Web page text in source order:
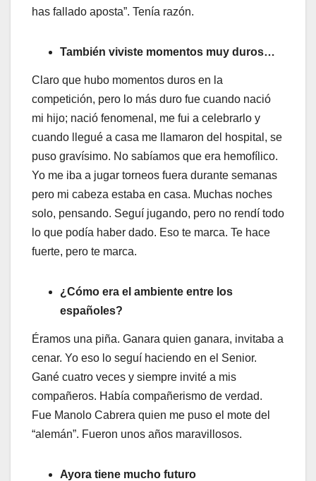
has fallado aposta”. Tenía razón.
También viviste momentos muy duros…
Claro que hubo momentos duros en la
competición, pero lo más duro fue cuando nació
mi hijo; nació fenomenal, me fui a celebrarlo y
cuando llegué a casa me llamaron del hospital, se
puso gravísimo. No sabíamos que era hemofílico.
Yo me iba a jugar torneos fuera durante semanas
pero mi cabeza estaba en casa. Muchas noches
solo, pensando. Seguí jugando, pero no rendí todo
lo que podía haber dado. Eso te marca. Te hace
fuerte, pero te marca.
¿Cómo era el ambiente entre los
españoles?
Éramos una piña. Ganara quien ganara, invitaba a
cenar. Yo eso lo seguí haciendo en el Senior.
Gané cuatro veces y siempre invité a mis
compañeros. Había compañerismo de verdad.
Fue Manolo Cabrera quien me puso el mote del
“alemán”. Fueron unos años maravillosos.
Ayora tiene mucho futuro